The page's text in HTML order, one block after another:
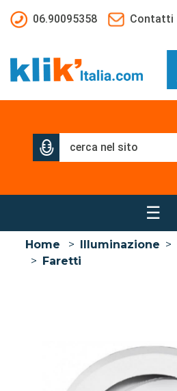
06.90095358
Contatti
☰
Home > Illuminazione >
> Faretti